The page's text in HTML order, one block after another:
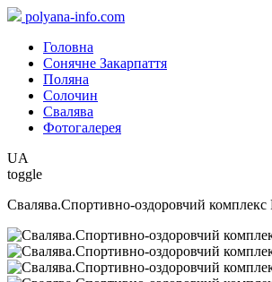
polyana-info.com
Головна
Сонячне Закарпаття
Поляна
Солочин
Свалява
Фотогалерея
UA
toggle
Свалява.Спортивно-оздоровчий комплекс